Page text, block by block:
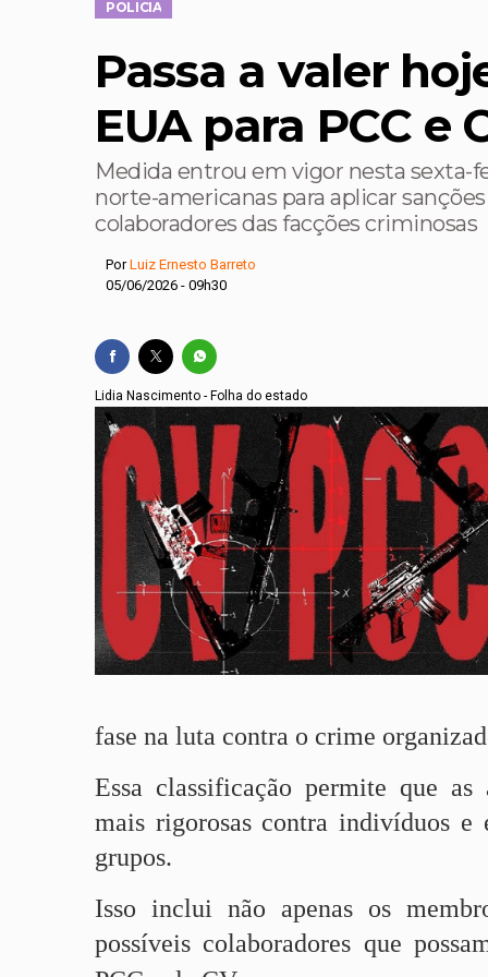
'Falta de respeito
Museu de História
O recado ‘sombrio’
POLICIA
Passa a valer
EUA para PCC e
Medida entrou em vigor nesta sexta-
norte-americanas para aplicar
colaboradores das facções criminosas
PorLuiz Ernesto Barreto
05/06/2026 - 09h30
Lidia Nascimento - Folha do estado
fase na luta contra o crime
Essa classificação permite que as
mais rigorosas contra indivíduos e
grupos.
Isso inclui não apenas os
possíveis colaboradores que